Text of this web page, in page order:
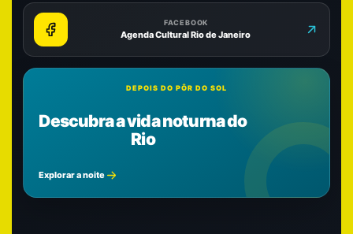
FACEBOOK
Agenda Cultural Rio de Janeiro
DEPOIS DO PÔR DO SOL
Descubra a vida noturna do
Rio
Explorar a noite